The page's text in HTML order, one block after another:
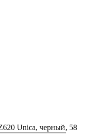
Unica, черный, 58